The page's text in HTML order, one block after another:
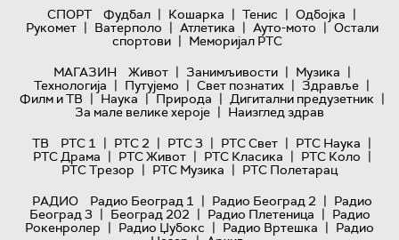
СПОРТ
Фудбал | Кошарка | Тенис | Одбојка |
Рукомет | Ватерполо | Атлетика | Ауто-мото | Остали
спортови | Меморијал РТС
МАГАЗИН
Живот | Занимљивости | Музика |
Технологијa | Путујемо | Свет познатих | Здравље |
Филм и ТВ | Наука | Природа | Дигитални предузетник |
За мале велике хероје | Наизглед здрав
ТВ
РТС 1 | РТС 2 | РТС 3 | РТС Свет | РТС Наука |
РТС Драма | РТС Живот | РТС Класика | РТС Коло |
РТС Трезор | РТС Музика | РТС Полетарац
РАДИО
Радио Београд 1 | Радио Београд 2 | Радио
Београд 3 | Београд 202 | Радио Плетеница | Радио
Рокенролер | Радио Џубокс | Радио Вртешка | Радио